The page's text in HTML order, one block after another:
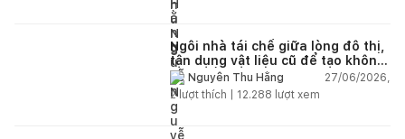
Ngôi nhà tái chế giữa lòng đô thị,
tận dụng vật liệu cũ để tạo không
gian sống linh hoạt
Nguyễn Thu Hằng
27/06/2026,
2lượt thích | 12.288 lượt xem